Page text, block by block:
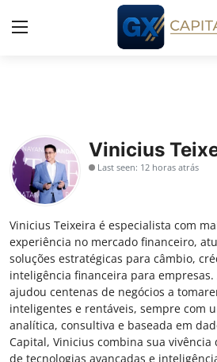
Início
Cursos
Wealth
Histórias
Contato
Vinicius
Last seen: 12 horas atrás
Vinicius Teixeira é especialista com
experiência no mercado financeiro,
soluções estratégicas para câmbio,
inteligência financeira para
ajudou centenas de negócios a
inteligentes e rentáveis, sempre com
analítica, consultiva e baseada em
Capital, Vinicius combina sua vivência
de tecnologias avançadas e